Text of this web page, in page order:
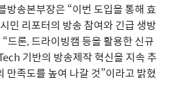
방송본부장은 “이번 도입을 통해 효
시민 리포터의 방송 참여와 긴급 생방
“드론,드라이빙캠 등을 활용한 신규
기반의 방송제작 혁신을 지속 추
만족도를 높여 나갈 것”이라고 밝혔